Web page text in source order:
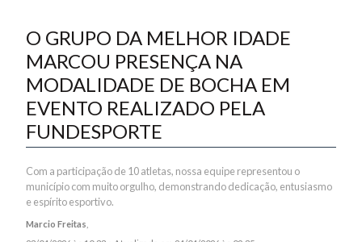
O GRUPO DA MELHOR IDADE
MARCOU PRESENÇA NA
MODALIDADE DE BOCHA EM
EVENTO REALIZADO PELA
FUNDESPORTE
Com a participação de 10 atletas, nossa equipe representou o
município com muito orgulho, demonstrando dedicação, entusiasmo
e espírito esportivo.
Marcio Freitas